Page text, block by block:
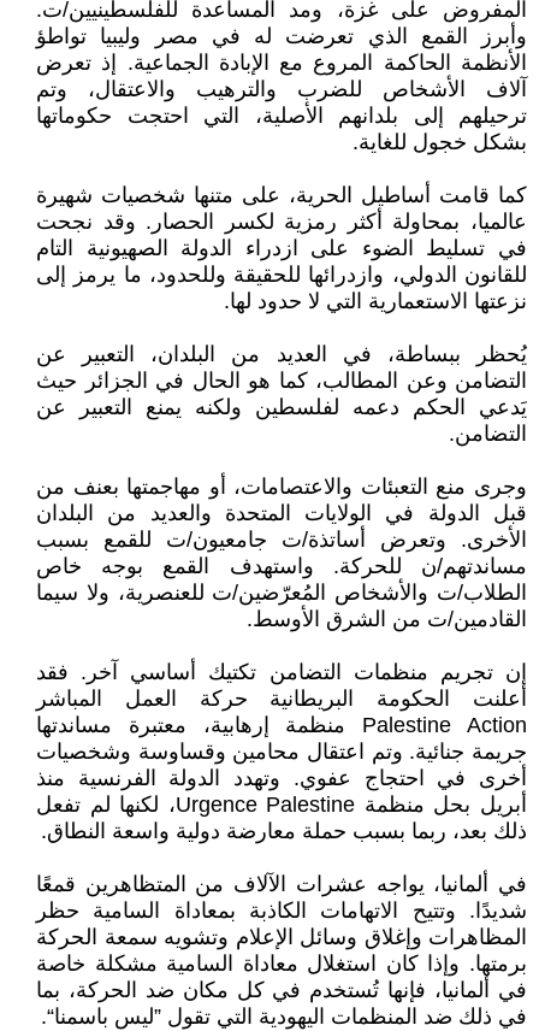
المفروض على غزة، ومد المساعدة للفلسطينيين/ت.
وأبرز القمع الذي تعرضت له في مصر وليبيا تواطؤ
الأنظمة الحاكمة المروع مع الإبادة الجماعية. إذ تعرض
آلاف الأشخاص للضرب والترهيب والاعتقال، وتم
ترحيلهم إلى بلدانهم الأصلية، التي احتجت حكوماتها
بشكل خجول للغاية.
كما قامت أساطيل الحرية، على متنها شخصيات شهيرة
عالميا، بمحاولة أكثر رمزية لكسر الحصار. وقد نجحت
في تسليط الضوء على ازدراء الدولة الصهيونية التام
للقانون الدولي، وازدرائها للحقيقة وللحدود، ما يرمز إلى
نزعتها الاستعمارية التي لا حدود لها.
يُحظر ببساطة، في العديد من البلدان، التعبير عن
التضامن وعن المطالب، كما هو الحال في الجزائر حيث
يَدعي الحكم دعمه لفلسطين ولكنه يمنع التعبير عن
التضامن.
وجرى منع التعبئات والاعتصامات، أو مهاجمتها بعنف من
قبل الدولة في الولايات المتحدة والعديد من البلدان
الأخرى. وتعرض أساتذة/ت جامعيون/ت للقمع بسبب
مساندتهم/ن للحركة. واستهدف القمع بوجه خاص
الطلاب/ت والأشخاص المُعرّضين/ت للعنصرية، ولا سيما
القادمين/ت من الشرق الأوسط.
إن تجريم منظمات التضامن تكتيك أساسي آخر. فقد
أعلنت الحكومة البريطانية حركة العمل المباشر
Palestine Action منظمة إرهابية، معتبرة مساندتها
جريمة جنائية. وتم اعتقال محامين وقساوسة وشخصيات
أخرى في احتجاج عفوي. وتهدد الدولة الفرنسية منذ
أبريل بحل منظمة Urgence Palestine، لكنها لم تفعل
ذلك بعد، ربما بسبب حملة معارضة دولية واسعة النطاق.
في ألمانيا، يواجه عشرات الآلاف من المتظاهرين قمعًا
شديدًا. وتتيح الاتهامات الكاذبة بمعاداة السامية حظر
المظاهرات وإغلاق وسائل الإعلام وتشويه سمعة الحركة
برمتها. وإذا كان استغلال معاداة السامية مشكلة خاصة
في ألمانيا، فإنها تُستخدم في كل مكان ضد الحركة، بما
في ذلك ضد المنظمات اليهودية التي تقول ”ليس باسمنا“.